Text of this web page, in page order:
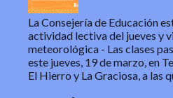
La Consejería de Educación
actividad lectiva del jueves y
meteorológica - Las clases
este jueves, 19 de marzo, en
El Hierro y La Graciosa, a las